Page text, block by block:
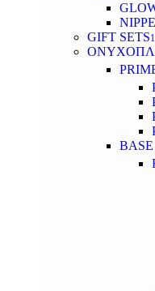
GIFT SETS